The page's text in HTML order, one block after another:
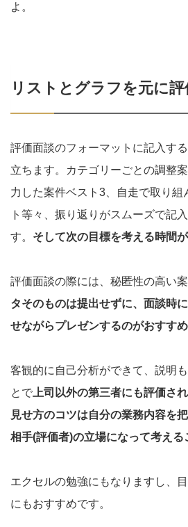
よ。
リストとグラフを元に評
評価面談のフォーマットに記入す
立ちます。カテゴリーごとの調整
力した案件ベスト3、自走で取り組
ト等々、振り返りがスムーズで記
す。 そして次の目標を考える時間が
評価面談の際には、秘匿性の高い案
タそのものは提出せずに、面談時に
せながらプレゼンするのがおすすめ
客観的に自己分析ができて、説明
とで 上司以外の第三者にも評価さ
見せ方のコツは自分の業務内容を
相手(評価者)の立場になって考える
エクセルの勉強にもなりますし、
にもおすすめです。